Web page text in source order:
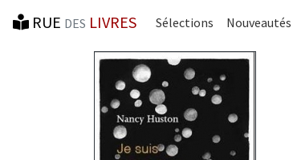
RUE DES LIVRES Sélections Nouveautés